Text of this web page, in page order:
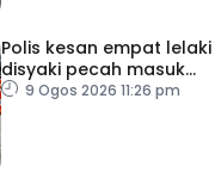
Polis kesan empat lelaki
disyaki pecah masuk
rumah
9 Ogos 2026 11:26 pm